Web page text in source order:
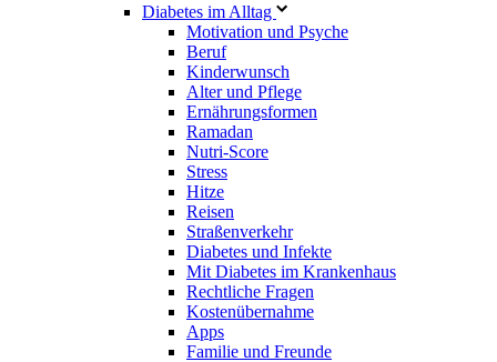
Diabetes im Alltag
Motivation und Psyche
Beruf
Kinderwunsch
Alter und Pflege
Ernährungsformen
Ramadan
Nutri-Score
Stress
Hitze
Reisen
Straßenverkehr
Diabetes und Infekte
Mit Diabetes im Krankenhaus
Rechtliche Fragen
Kostenübernahme
Apps
Familie und Freunde